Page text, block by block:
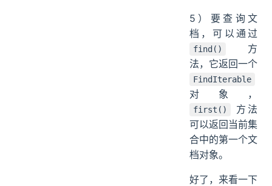
5）要查询文
档，可以通过
find()
方
法，它返回一个
FindIterable
对象，
first()
方法
可以返回当前集
合中的第一个文
档对象。
好了，来看一下